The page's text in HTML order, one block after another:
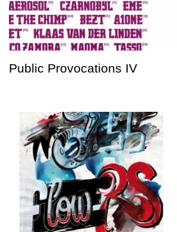
Public Provocations IV